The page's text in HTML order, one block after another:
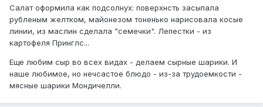
Салат оформила как подсолнух: поверхнсть засыпала
рубленым желтком, майонезом тоненько нарисовала косые
линии, из маслин сделала "семечки". Лепестки - из
картофеля Принглс...
Еще любим сыр во всех видах - делаем сырные шарики. И
наше любимое, но нечсастое блюдо - из-за трудоемкости -
мясные шарики Мондичелли.